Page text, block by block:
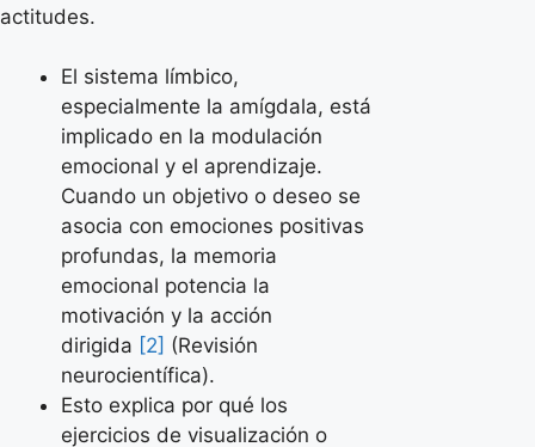
actitudes.
El sistema límbico,
especialmente la amígdala, está
implicado en la modulación
emocional y el aprendizaje.
Cuando un objetivo o deseo se
asocia con emociones positivas
profundas, la memoria
emocional potencia la
motivación y la acción
dirigida [2] (Revisión
neurocientífica).
Esto explica por qué los
ejercicios de visualización o